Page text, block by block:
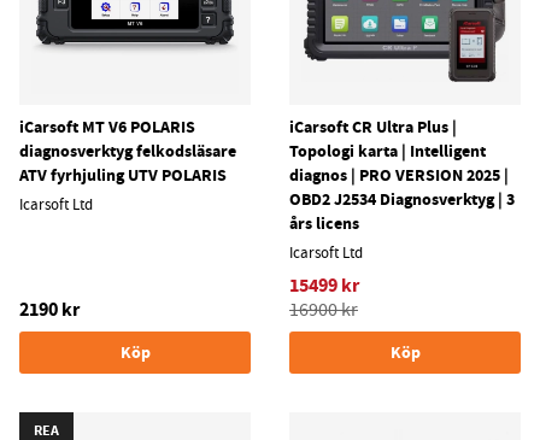
iCarsoft MT V6 POLARIS
diagnosverktyg felkodsläsare
ATV fyrhjuling UTV POLARIS
Icarsoft Ltd
2190 kr
Köp
iCarsoft CR Ultra Plus |
Topologi karta | Intelligent
diagnos | PRO VERSION 2025 |
OBD2 J2534 Diagnosverktyg | 3
års licens
Icarsoft Ltd
15499 kr
16900 kr
Köp
REA